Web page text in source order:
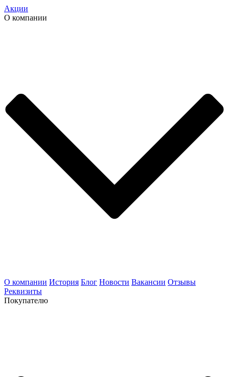
Акции
О компании
О компании История Блог Новости Вакансии Отзывы
Реквизиты
Покупателю